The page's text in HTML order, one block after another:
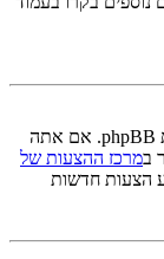
המערכת נכתבה וקיבלה רישיון על ידי קבוצת phpBB. אם אתה
במרכז ההצעות של
הצעות חדשות